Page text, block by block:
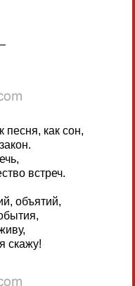
песня, как сон,
встреч.
объятий,
скажу!